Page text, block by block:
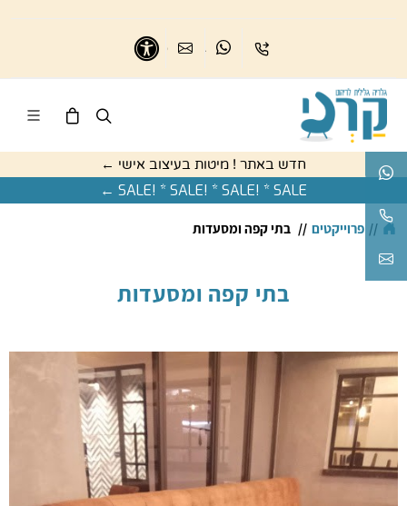
נשמח לדברבואו נדברכיתבו לנו
בואו נדברחדש באתר ! מיטות בעיצוב אישי ←
SALE! * SALE! * SALE! * SALE ←
// פרוייקטים // בתי קפה ומסעדות
בתי קפה ומסעדות